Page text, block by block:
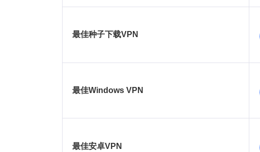
最佳种子下载VPN
最佳Windows VPN
最佳安卓VPN